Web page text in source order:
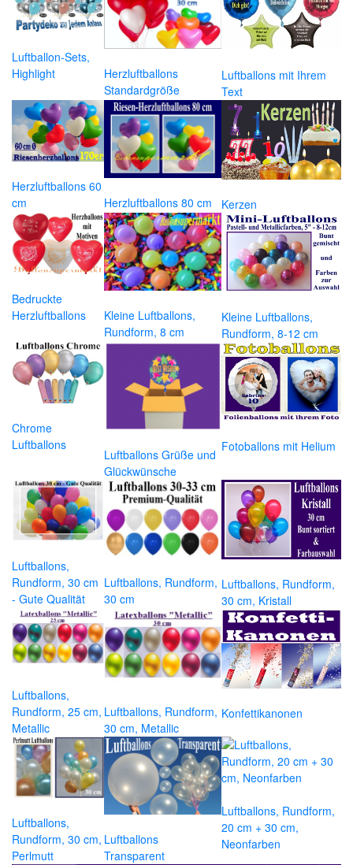
Luftballon-Sets,
Highlight
Herzluftballons
Standardgröße
Luftballons mit Ihrem
Text
Herzluftballons 60
cm
Herzluftballons 80 cm Kerzen
Bedruckte
Herzluftballons
Kleine Luftballons,
Rundform, 8 cm
Kleine Luftballons,
Rundform, 8-12 cm
Chrome
Luftballons
Luftballons Grüße und
Glückwünsche
Fotoballons mit Helium
Luftballons,
Rundform, 30 cm
- Gute Qualität
Luftballons, Rundform,
30 cm
Luftballons, Rundform,
30 cm, Kristall
Luftballons,
Rundform, 25 cm,
Metallic
Luftballons, Rundform,
30 cm, Metallic
Konfettikanonen
Luftballons,
Rundform, 30 cm,
Perlmutt
Luftballons
Transparent
Luftballons, Rundform,
20 cm + 30 cm,
Neonfarben